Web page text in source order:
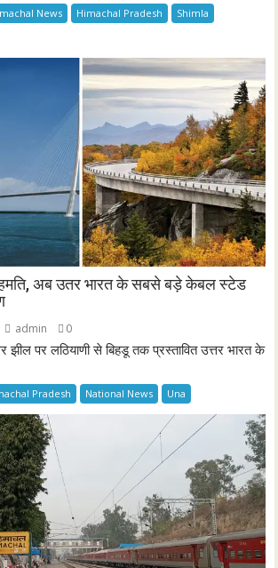
News Himachal Pradesh
Shimla
अब उतर भारत के सबसे बड़े केबल स्टेड
admin 0
झील पर लठियाणी से बिहडू तक प्रस्तावित उत्तर भारत के
Pradesh National News Una